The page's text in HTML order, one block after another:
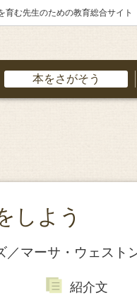
育む先生のための教育総合サイト
本をさがそう
しよう
／マーサ・ウェスト
紹介文